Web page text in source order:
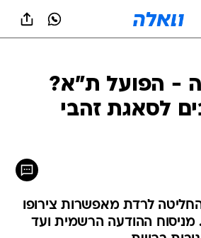
- הפועל ת"א?
לסאגת זהבי
לרדת מאפשרות צירופו
מניסוח ההודעה הרשמית ועד